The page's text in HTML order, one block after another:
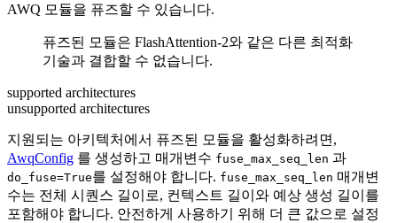
AWQ 모듈을 퓨즈할 수 있습니다.
퓨즈된 모듈은 FlashAttention-2와 같은 다른 최적화
기술과 결합할 수 없습니다.
supported architectures
unsupported architectures
지원되는 아키텍처에서 퓨즈된 모듈을 활성화하려면,
AwqConfig 를 생성하고 매개변수 fuse_max_seq_len 과
do_fuse=True를 설정해야 합니다. fuse_max_seq_len 매개변
수는 전체 시퀀스 길이로, 컨텍스트 길이와 예상 생성 길이를
포함해야 합니다. 안전하게 사용하기 위해 더 큰 값으로 설정